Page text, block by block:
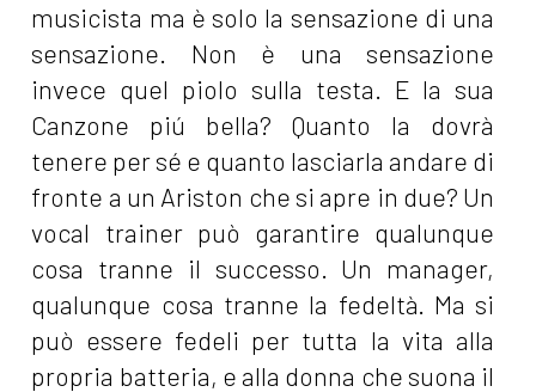
musicista ma è solo la sensazione di una
sensazione. Non è una sensazione
invece quel piolo sulla testa. E la sua
Canzone piú bella? Quanto la dovrà
tenere per sé e quanto lasciarla andare di
fronte a un Ariston che si apre in due? Un
vocal trainer può garantire qualunque
cosa tranne il successo. Un manager,
qualunque cosa tranne la fedeltà. Ma si
può essere fedeli per tutta la vita alla
propria batteria, e alla donna che suona il